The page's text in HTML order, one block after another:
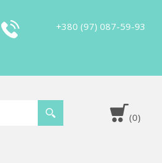
+380 (97) 087-59-93